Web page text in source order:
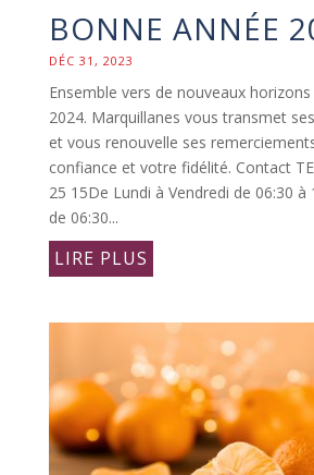
BONNE ANNÉE
DÉC 31, 2023
Ensemble vers de nouveaux
2024. Marquillanes vous transmet
et vous renouvelle ses
confiance et votre fidélité. Contact
25 15De Lundi à Vendredi de 06:30 à
de 06:30...
LIRE PLUS